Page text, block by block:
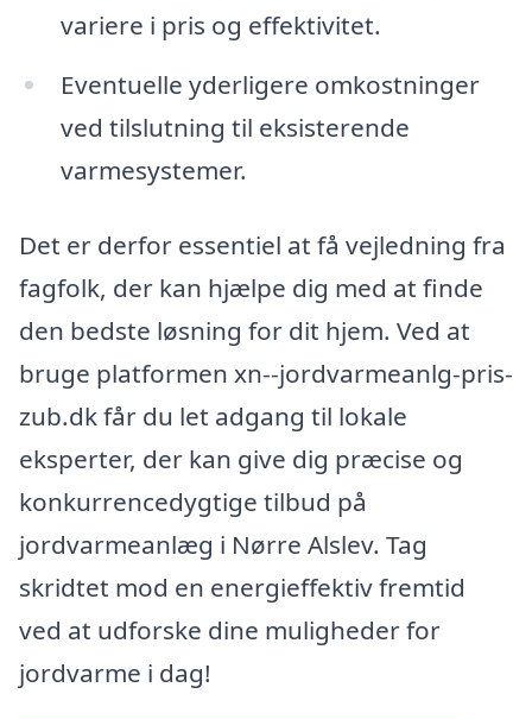
variere i pris og effektivitet.
Eventuelle yderligere omkostninger
ved tilslutning til eksisterende
varmesystemer.
Det er derfor essentiel at få vejledning fra
fagfolk, der kan hjælpe dig med at finde
den bedste løsning for dit hjem. Ved at
bruge platformen xn--jordvarmeanlg-pris-
zub.dk får du let adgang til lokale
eksperter, der kan give dig præcise og
konkurrencedygtige tilbud på
jordvarmeanlæg i Nørre Alslev. Tag
skridtet mod en energieffektiv fremtid
ved at udforske dine muligheder for
jordvarme i dag!